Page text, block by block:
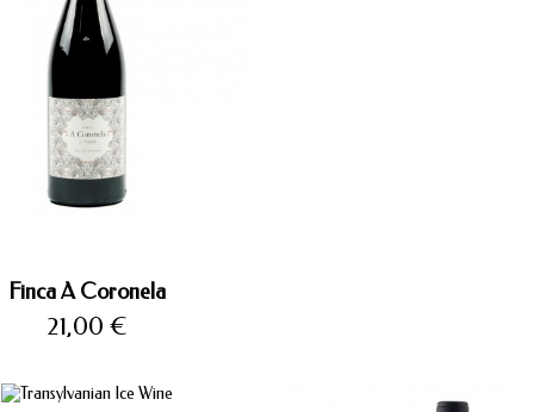
Finca A Coronela
Precio
21,00 €